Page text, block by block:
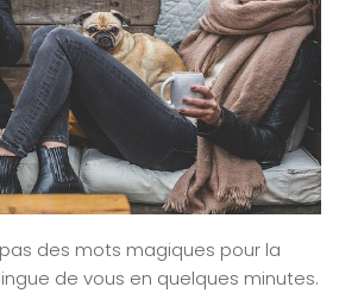
des mots magiques pour la
de vous en quelques minutes.